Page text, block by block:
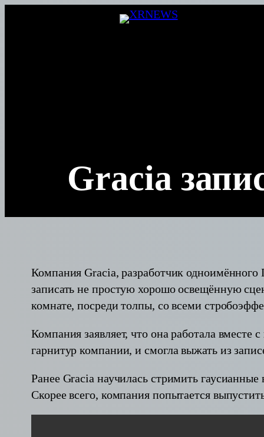
Gracia
Компания Gracia, разработчик одноимённого
записать не простую хорошо освещённую
комнате, посреди толпы, со всеми
Компания заявляет, что она работала
гарнитур компании, и смогла выжать из
Ранее Gracia научилась стримить гаусианные
Скорее всего, компания попытается